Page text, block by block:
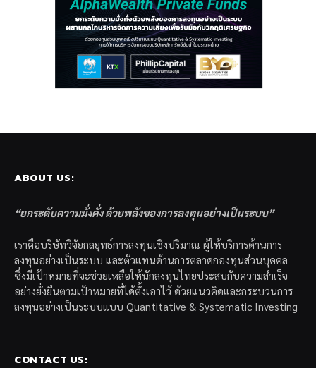
ABOUT US:
“ยกระดับความมั่งคั่ง ด้วยพลังของการลงทุนอย่างเป็นระบบ”
เราคือบริษัทวิจัยกลยุทธ์การลงทุนเชิงปริมาณ ผู้ให้บริการด้านการ
ลงทุนอย่างเป็นระบบ และตัวแทนด้านการตลาดกองทุนส่วนบุคคล
ซึ่งมีเป้าหมายที่จะช่วยเหลือให้นักลงทุนไทยประสบกับความสำเร็จ
อย่างยั่งยืนตามเป้าหมายที่ได้ตั้งเอาไว้ ด้วยแนวคิดและกระบวนการ
ลงทุนอย่างเป็นระบบแบบ Quantitative & Systematic Investing
CONTACT US: